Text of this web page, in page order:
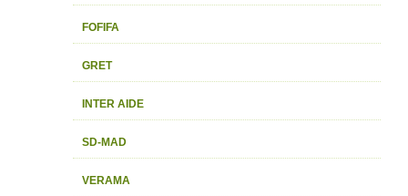
FOFIFA
GRET
INTER AIDE
SD-MAD
VERAMA